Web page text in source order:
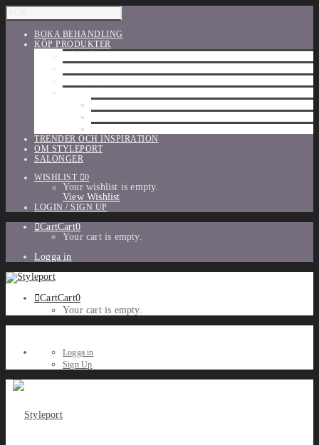
BOKA BEHANDLING
KÖP PRODUKTER
TRENDER OCH INSPIRATION
OM STYLEPORT
SALONGER
WISHLIST
0
Your wishlist is empty.
View Wishlist
LOGIN / SIGN UP
CartCart0
Your cart is empty.
Logga in
CartCart0
Your cart is empty.
Logga in
Sign Up